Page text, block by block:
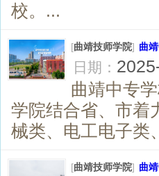
校。...
[曲靖技师学院] 曲
日期：
曲靖中专
学院结合省、市着
械类、电工电子类
[曲靖技师学院] 曲